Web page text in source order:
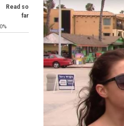
Read so
far
0%